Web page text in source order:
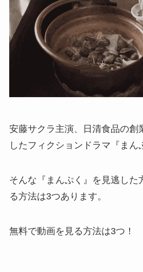
安藤サクラ主演、日清食品の創
したフィクションドラマ『まん
そんな『まんぷく』を見逃した
る方法は3つあります。
無料で動画を見る方法は3つ！